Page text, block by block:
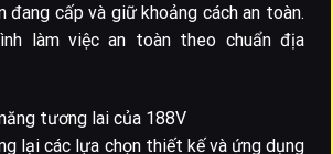
đang cấp và giữ khoảng cách an toàn.
làm việc an toàn theo chuẩn địa
tương lai của 188V
lại các lựa chọn thiết kế và ứng dụng